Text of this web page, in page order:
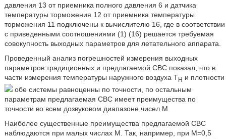
давления 13 от приемника полного давления 6 и датчика
температуры торможения 12 от приемника температуры
торможения 11 подключены к вычислителю 16, где в соответствии
с приведенными соотношениями (1) (16) решается требуемая
совокупность выходных параметров для летательного аппарата.
Проведенный анализ погрешностей измерения выходных
параметров традиционных и предлагаемой СВС показал, что в
части измерения температуры наружного воздуха TН и плотности
обе системы равноценны по точности, по остальным
параметрам предлагаемая СВС имеет преимущества по
точности во всем дозвуковом диапазоне чисел М
Наиболее существенные преимущества предлагаемой СВС
наблюдаются при малых числах M. Так, например, при M=0,5